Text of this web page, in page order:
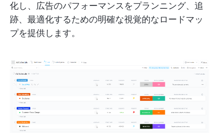
化し、広告のパフォーマンスをプランニング、追
跡、最適化するための明確な視覚的なロードマッ
プを提供します。